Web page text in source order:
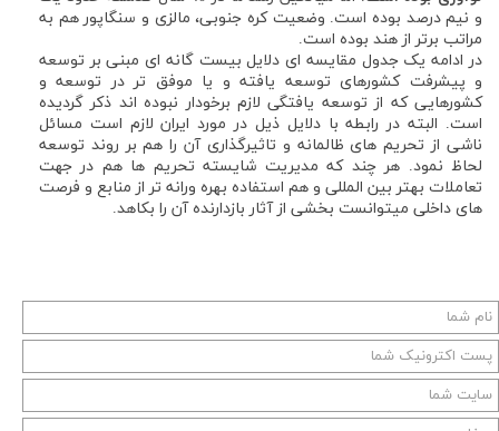
و نیم درصد بوده است. وضعیت کره جنوبی، مالزی و سنگاپور هم به
مراتب برتر از هند بوده است.
در ادامه یک جدول مقایسه ای دلایل بیست گانه ای مبنی بر توسعه
و پیشرفت کشورهای توسعه یافته و یا موفق تر در توسعه و
کشورهایی که از توسعه یافتگی لازم برخودار نبوده اند ذکر گردیده
است. البته در رابطه با دلایل ذیل در مورد ایران لازم است مسائل
ناشی از تحریم های ظالمانه و تاثیرگذاری آن را هم بر روند توسعه
لحاظ نمود. هر چند که مدیریت شایسته تحریم ها هم در جهت
تعاملات بهتر بین المللی و هم استفاده بهره ورانه تر از منابع و فرصت
های داخلی میتوانست بخشی از آثار بازدارنده آن را بکاهد.